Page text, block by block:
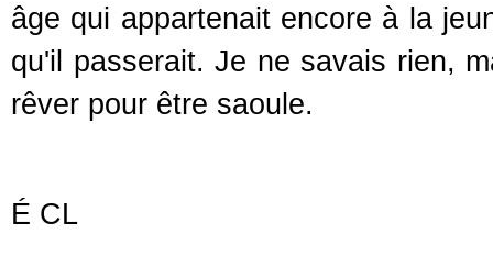
âge qui appartenait encore à la
qu'il passerait. Je ne savais rien,
rêver pour être saoule.
É CL